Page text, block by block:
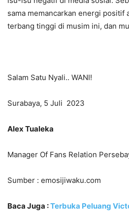
sama memancarkan energi positif
terbang tinggi di musim ini, dan
Salam Satu Nyali.. WANI!
Surabaya, 5 Juli 2023
Alex Tualeka
Manager Of Fans Relation
Sumber : emosijiwaku.com
Baca Juga :Terbuka Peluang